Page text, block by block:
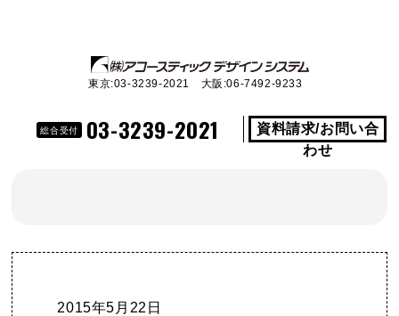
東京:03-3239-2021 大阪:06-7492-9233
総合受付 03-3239-2021
資料請求/お問い合
わせ
2015年5月22日